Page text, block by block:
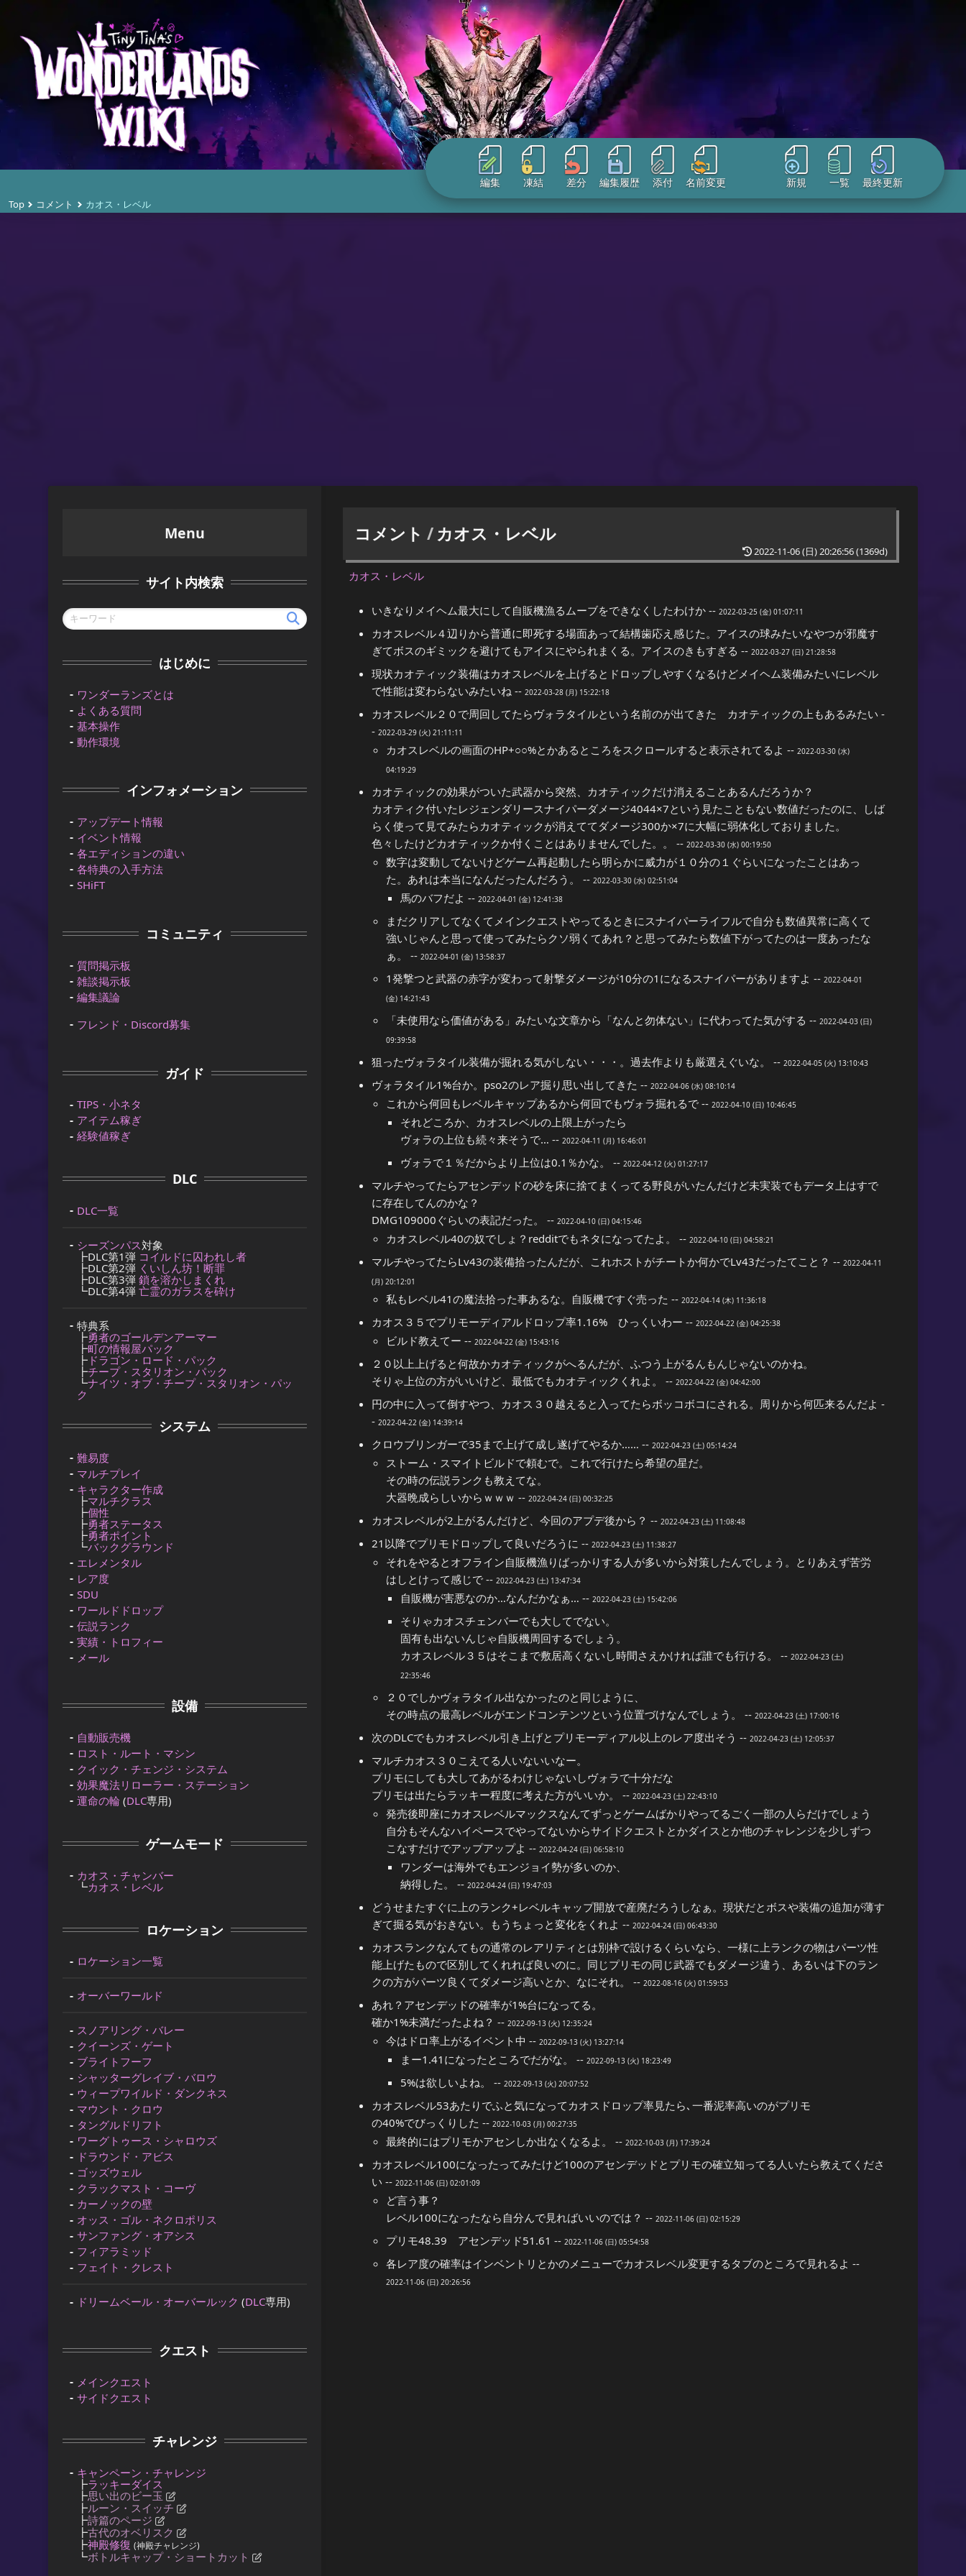
編集 凍結 差分 編集履歴 添付 名前変更 新規 一覧 最終更新
Top コメント カオス・レベル
コメント /カオス・レベル
2022-11-06 (日) 20:26:56(1369d)
カオス・レベル
いきなりメイヘム最大にして自販機漁るムーブをできなくしたわけか -- 2022-03-25 (金) 01:07:11
カオスレベル４辺りから普通に即死する場面あって結構歯応え感じた。アイスの球みたいなやつが邪魔す
ぎてボスのギミックを避けてもアイスにやられまくる。アイスのきもすぎる -- 2022-03-27 (日) 21:28:58
現状カオティック装備はカオスレベルを上げるとドロップしやすくなるけどメイヘム装備みたいにレベル
で性能は変わらないみたいね -- 2022-03-28 (月) 15:22:18
カオスレベル２０で周回してたらヴォラタイルという名前のが出てきた カオティックの上もあるみたい -
- 2022-03-29 (火) 21:11:11
カオスレベルの画面のHP+○○%とかあるところをスクロールすると表示されてるよ -- 2022-03-30 (水)
04:19:29
カオティックの効果がついた武器から突然、カオティックだけ消えることあるんだろうか？
カオティク付いたレジェンダリースナイパーダメージ4044×7という見たこともない数値だったのに、しば
らく使って見てみたらカオティックが消えててダメージ300か×7に大幅に弱体化しておりました。
色々したけどカオティックか付くことはありませんでした。。 -- 2022-03-30 (水) 00:19:50
数字は変動してないけどゲーム再起動したら明らかに威力が１０分の１ぐらいになったことはあっ
た。あれは本当になんだったんだろう。 -- 2022-03-30 (水) 02:51:04
馬のバフだよ -- 2022-04-01 (金) 12:41:38
まだクリアしてなくてメインクエストやってるときにスナイパーライフルで自分も数値異常に高くて
強いじゃんと思って使ってみたらクソ弱くてあれ？と思ってみたら数値下がってたのは一度あったな
ぁ。 -- 2022-04-01 (金) 13:58:37
1発撃つと武器の赤字が変わって射撃ダメージが10分の1になるスナイパーがありますよ -- 2022-04-01
(金) 14:21:43
「未使用なら価値がある」みたいな文章から「なんと勿体ない」に代わってた気がする -- 2022-04-03 (日)
09:39:58
狙ったヴォラタイル装備が掘れる気がしない・・・。過去作よりも厳選えぐいな。 -- 2022-04-05 (火) 13:10:43
ヴォラタイル1%台か。pso2のレア掘り思い出してきた -- 2022-04-06 (水) 08:10:14
これから何回もレベルキャップあるから何回でもヴォラ掘れるで -- 2022-04-10 (日) 10:46:45
それどころか、カオスレベルの上限上がったら
ヴォラの上位も続々来そうで… -- 2022-04-11 (月) 16:46:01
ヴォラで１％だからより上位は0.1％かな。 -- 2022-04-12 (火) 01:27:17
マルチやってたらアセンデッドの砂を床に捨てまくってる野良がいたんだけど未実装でもデータ上はすで
に存在してんのかな？
DMG109000ぐらいの表記だった。 -- 2022-04-10 (日) 04:15:46
カオスレベル40の奴でしょ？redditでもネタになってたよ。 -- 2022-04-10 (日) 04:58:21
マルチやってたらLv43の装備拾ったんだが、これホストがチートか何かでLv43だったてこと？ -- 2022-04-11
(月) 20:12:01
私もレベル41の魔法拾った事あるな。自販機ですぐ売った -- 2022-04-14 (木) 11:36:18
カオス３５でプリモーディアルドロップ率1.16% ひっくいわー -- 2022-04-22 (金) 04:25:38
ビルド教えてー -- 2022-04-22 (金) 15:43:16
２０以上上げると何故かカオティックがへるんだが、ふつう上がるんもんじゃないのかね。
そりゃ上位の方がいいけど、最低でもカオティックくれよ。 -- 2022-04-22 (金) 04:42:00
円の中に入って倒すやつ、カオス３０越えると入ってたらボッコボコにされる。周りから何匹来るんだよ -
- 2022-04-22 (金) 14:39:14
クロウブリンガーで35まで上げて成し遂げてやるか…… -- 2022-04-23 (土) 05:14:24
ストーム・スマイトビルドで頼むで。これで行けたら希望の星だ。
その時の伝説ランクも教えてな。
大器晩成らしいからｗｗｗ -- 2022-04-24 (日) 00:32:25
カオスレベルが2上がるんだけど、今回のアプデ後から？ -- 2022-04-23 (土) 11:08:48
21以降でプリモドロップして良いだろうに -- 2022-04-23 (土) 11:38:27
それをやるとオフライン自販機漁りばっかりする人が多いから対策したんでしょう。とりあえず苦労
はしとけって感じで -- 2022-04-23 (土) 13:47:34
自販機が害悪なのか…なんだかなぁ… -- 2022-04-23 (土) 15:42:06
そりゃカオスチェンバーでも大してでない。
固有も出ないんじゃ自販機周回するでしょう。
カオスレベル３５はそこまで敷居高くないし時間さえかければ誰でも行ける。 -- 2022-04-23 (土)
22:35:46
２０でしかヴォラタイル出なかったのと同じように、
その時点の最高レベルがエンドコンテンツという位置づけなんでしょう。 -- 2022-04-23 (土) 17:00:16
次のDLCでもカオスレベル引き上げとプリモーディアル以上のレア度出そう -- 2022-04-23 (土) 12:05:37
マルチカオス３０こえてる人いないいなー。
プリモにしても大してあがるわけじゃないしヴォラで十分だな
プリモは出たらラッキー程度に考えた方がいいか。 -- 2022-04-23 (土) 22:43:10
発売後即座にカオスレベルマックスなんてずっとゲームばかりやってるごく一部の人らだけでしょう
自分もそんなハイペースでやってないからサイドクエストとかダイスとか他のチャレンジを少しずつ
こなすだけでアップアップよ -- 2022-04-24 (日) 06:58:10
ワンダーは海外でもエンジョイ勢が多いのか、
納得した。 -- 2022-04-24 (日) 19:47:03
どうせまたすぐに上のランク+レベルキャップ開放で産廃だろうしなぁ。現状だとボスや装備の追加が薄す
ぎて掘る気がおきない。もうちょっと変化をくれよ -- 2022-04-24 (日) 06:43:30
カオスランクなんてもの通常のレアリティとは別枠で設けるくらいなら、一様に上ランクの物はパーツ性
能上げたもので区別してくれれば良いのに。同じプリモの同じ武器でもダメージ違う、あるいは下のラン
クの方がパーツ良くてダメージ高いとか、なにそれ。 -- 2022-08-16 (火) 01:59:53
あれ？アセンデッドの確率が1%台になってる。
確か1%未満だったよね？ -- 2022-09-13 (火) 12:35:24
今はドロ率上がるイベント中 -- 2022-09-13 (火) 13:27:14
まー1.41になったところでだがな。 -- 2022-09-13 (火) 18:23:49
5%は欲しいよね。 -- 2022-09-13 (火) 20:07:52
カオスレベル53あたりでふと気になってカオスドロップ率見たら､一番泥率高いのがプリモ
の40%でびっくりした -- 2022-10-03 (月) 00:27:35
最終的にはプリモかアセンしか出なくなるよ。 -- 2022-10-03 (月) 17:39:24
カオスレベル100になったってみたけど100のアセンデッドとプリモの確立知ってる人いたら教えてくださ
い -- 2022-11-06 (日) 02:01:09
ど言う事？
レベル100になったなら自分んで見ればいいのでは？ -- 2022-11-06 (日) 02:15:29
プリモ48.39 アセンデッド51.61 -- 2022-11-06 (日) 05:54:58
各レア度の確率はインベントリとかのメニューでカオスレベル変更するタブのところで見れるよ --
2022-11-06 (日) 20:26:56
Menu
サイト内検索
はじめに
ワンダーランズとは
よくある質問
基本操作
動作環境
インフォメーション
アップデート情報
イベント情報
各エディションの違い
各特典の入手方法
SHiFT
コミュニティ
質問掲示板
雑談掲示板
編集議論
フレンド・Discord募集
ガイド
TIPS・小ネタ
アイテム稼ぎ
経験値稼ぎ
DLC
DLC一覧
シーズンパス対象
┣DLC第1弾 コイルドに囚われし者
┣DLC第2弾 くいしん坊！断罪
┣DLC第3弾 鎖を溶かしまくれ
┗DLC第4弾 亡霊のガラスを砕け
特典系
┣勇者のゴールデンアーマー
┣町の情報屋パック
┣ ドラゴン・ロード・パック
┣チープ・スタリオン・パック
┗ナイツ・オブ・チープ・スタリオン・パッ
ク
システム
難易度
マルチプレイ
キャラクター作成
┣マルチクラス
┣個性
┣勇者ステータス
┣勇者ポイント
┗バックグラウンド
エレメンタル
レア度
SDU
ワールドドロップ
伝説ランク
実績・トロフィー
メール
設備
自動販売機
ロスト・ルート・マシン
クイック・チェンジ・システム
効果魔法リローラー・ステーション
運命の輪 (DLC専用)
ゲームモード
カオス・チャンバー
┗カオス・レベル
ロケーション
ロケーション一覧
オーバーワールド
スノアリング・バレー
クイーンズ・ゲート
ブライトフーフ
シャッターグレイブ・バロウ
ウィープワイルド・ダンクネス
マウント・クロウ
タングルドリフト
ワーグトゥース・シャロウズ
ドラウンド・アビス
ゴッズウェル
クラックマスト・コーヴ
カーノックの壁
オッス・ゴル・ネクロポリス
サンファング・オアシス
フィアラミッド
フェイト・クレスト
ドリームベール・オーバールック (DLC専用)
クエスト
メインクエスト
サイドクエスト
チャレンジ
キャンペーン・チャレンジ
┣ラッキーダイス
┣思い出のビー玉
┣ルーン・スイッチ
┣詩篇のページ
┣古代のオベリスク
┣神殿修復 (神殿チャレンジ)
┗ボトルキャップ・ショートカット